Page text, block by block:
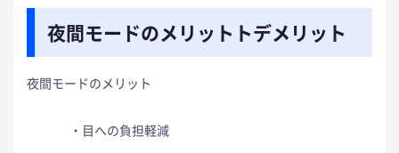
夜間モードのメリットトデメリット
夜間モードのメリット
目への負担軽減